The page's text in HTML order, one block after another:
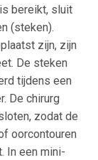
bereikt, sluit
(steken).
zijn, zijn
De steken
tijdens een
De chirurg
zodat de
oorcontouren
In een mini-